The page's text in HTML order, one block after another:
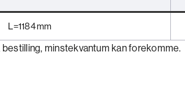
L=1184 mm
minstekvantum kan forekomme.